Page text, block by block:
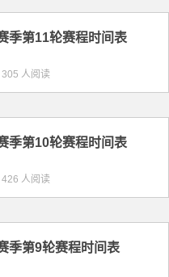
季第11轮赛程时间表
305 人阅读
季第10轮赛程时间表
426 人阅读
季第9轮赛程时间表